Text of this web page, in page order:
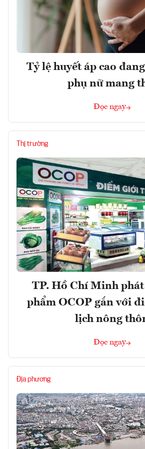
Tỷ lệ huyết áp cao
phụ nữ mang
Đọc ngay
Thị trường
TP. Hồ Chí Minh
phẩm OCOP gắn với
lịch nông
Đọc ngay
Địa phương